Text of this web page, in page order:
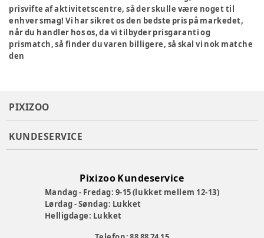
prisvifte af aktivitetscentre, så der skulle være noget til
enhver smag! Vi har sikret os den bedste pris på markedet,
når du handler hos os, da vi tilbyder prisgaranti og
prismatch, så finder du varen billigere, så skal vi nok matche
den
PIXIZOO
KUNDESERVICE
Pixizoo Kundeservice
Mandag - Fredag: 9-15 (lukket mellem 12-13)
Lørdag - Søndag: Lukket
Helligdage: Lukket